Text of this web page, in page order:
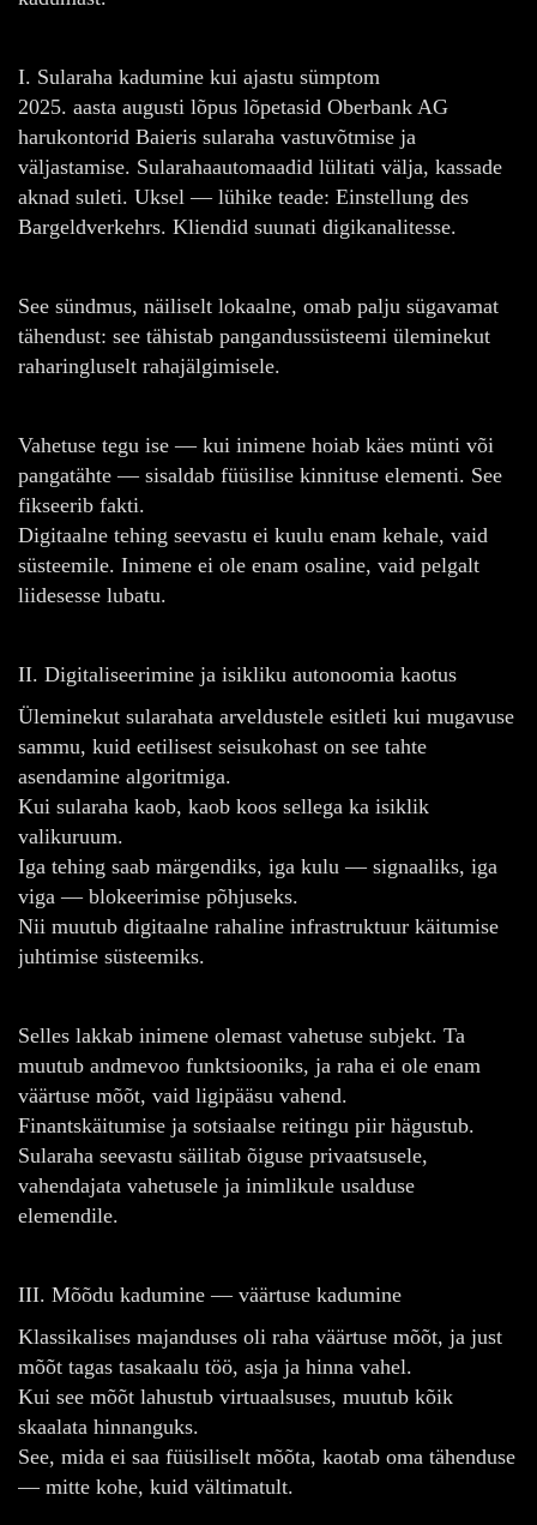
I. Sularaha kadumine kui ajastu sümptom
2025. aasta augusti lõpus lõpetasid Oberbank AG
harukontorid Baieris sularaha vastuvõtmise ja
väljastamise. Sularahaautomaadid lülitati välja, kassade
aknad suleti. Uksel — lühike teade: Einstellung des
Bargeldverkehrs. Kliendid suunati digikanalitesse.
See sündmus, näiliselt lokaalne, omab palju sügavamat
tähendust: see tähistab pangandussüsteemi üleminekut
raharingluselt rahajälgimisele.
Vahetuse tegu ise — kui inimene hoiab käes münti või
pangatähte — sisaldab füüsilise kinnituse elementi. See
fikseerib fakti.
Digitaalne tehing seevastu ei kuulu enam kehale, vaid
süsteemile. Inimene ei ole enam osaline, vaid pelgalt
liidesesse lubatu.
II. Digitaliseerimine ja isikliku autonoomia kaotus
Üleminekut sularahata arveldustele esitleti kui mugavuse
sammu, kuid eetilisest seisukohast on see tahte
asendamine algoritmiga.
Kui sularaha kaob, kaob koos sellega ka isiklik
valikuruum.
Iga tehing saab märgendiks, iga kulu — signaaliks, iga
viga — blokeerimise põhjuseks.
Nii muutub digitaalne rahaline infrastruktuur käitumise
juhtimise süsteemiks.
Selles lakkab inimene olemast vahetuse subjekt. Ta
muutub andmevoo funktsiooniks, ja raha ei ole enam
väärtuse mõõt, vaid ligipääsu vahend.
Finantskäitumise ja sotsiaalse reitingu piir hägustub.
Sularaha seevastu säilitab õiguse privaatsusele,
vahendajata vahetusele ja inimlikule usalduse
elemendile.
III. Mõõdu kadumine — väärtuse kadumine
Klassikalises majanduses oli raha väärtuse mõõt, ja just
mõõt tagas tasakaalu töö, asja ja hinna vahel.
Kui see mõõt lahustub virtuaalsuses, muutub kõik
skaalata hinnanguks.
See, mida ei saa füüsiliselt mõõta, kaotab oma tähenduse
— mitte kohe, kuid vältimatult.